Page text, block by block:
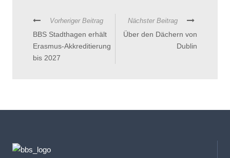
Vorheriger Beitrag
BBS Stadthagen erhält
Erasmus-Akkreditierung
bis 2027
Nächster Beitrag
Über den Dächern von
Dublin